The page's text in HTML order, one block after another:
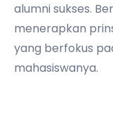
alumni sukses.
menerapkan
yang berfokus
mahasiswanya.